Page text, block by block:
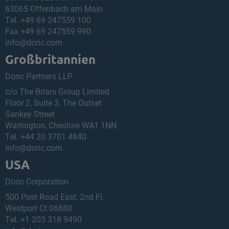
63065 Offenbach am Main
Tel. +49 69 247559 100
Fax +49 69 247559 990
info@doric.com
Großbritannien
Doric Partners LLP
c/o The Briars Group Limited
Floor 2, Suite 3, The Outset
Sankey Street
Warrington, Cheshire WA1 1NN
Tel. +44 20 3701 4840
info@doric.com
USA
Doric Corporation
500 Post Road East, 2nd Fl.
Westport Ct 06880
Tel. +1 203 318 9490